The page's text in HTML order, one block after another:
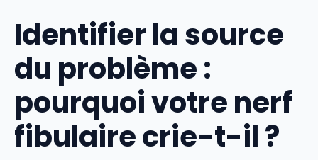
Identifier la source
du problème :
pourquoi votre nerf
fibulaire crie-t-il ?